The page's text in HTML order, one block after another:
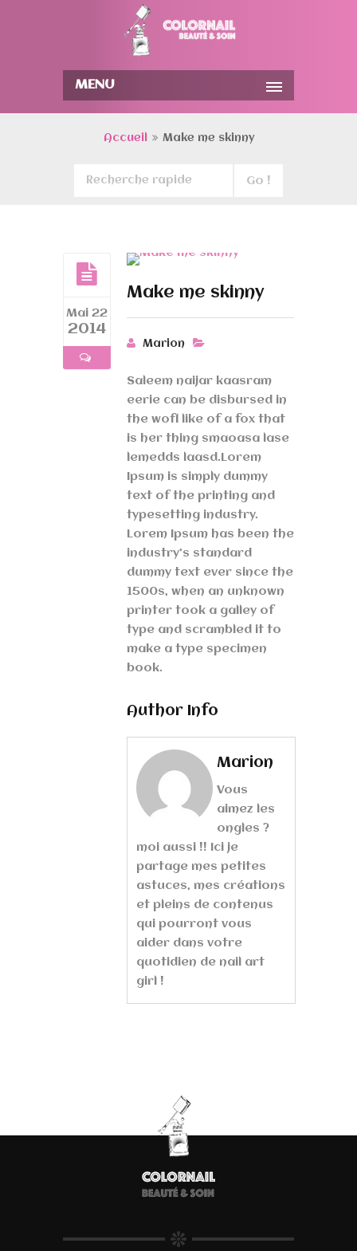
MENU
Accueil Make me skinny
Mai 22
2014
Make me skinny
Marion
Saleem naijar kaasram
eerie can be disbursed in
the wofl like of a fox that
is her thing smaoasa lase
lemedds laasd.Lorem
Ipsum is simply dummy
text of the printing and
typesetting industry.
Lorem Ipsum has been the
industry’s standard
dummy text ever since the
1500s, when an unknown
printer took a galley of
type and scrambled it to
make a type specimen
book.
Author Info
Marion
Vous
aimez les
ongles ?
moi aussi !! Ici je
partage mes petites
astuces, mes créations
et pleins de contenus
qui pourront vous
aider dans votre
quotidien de nail art
girl !